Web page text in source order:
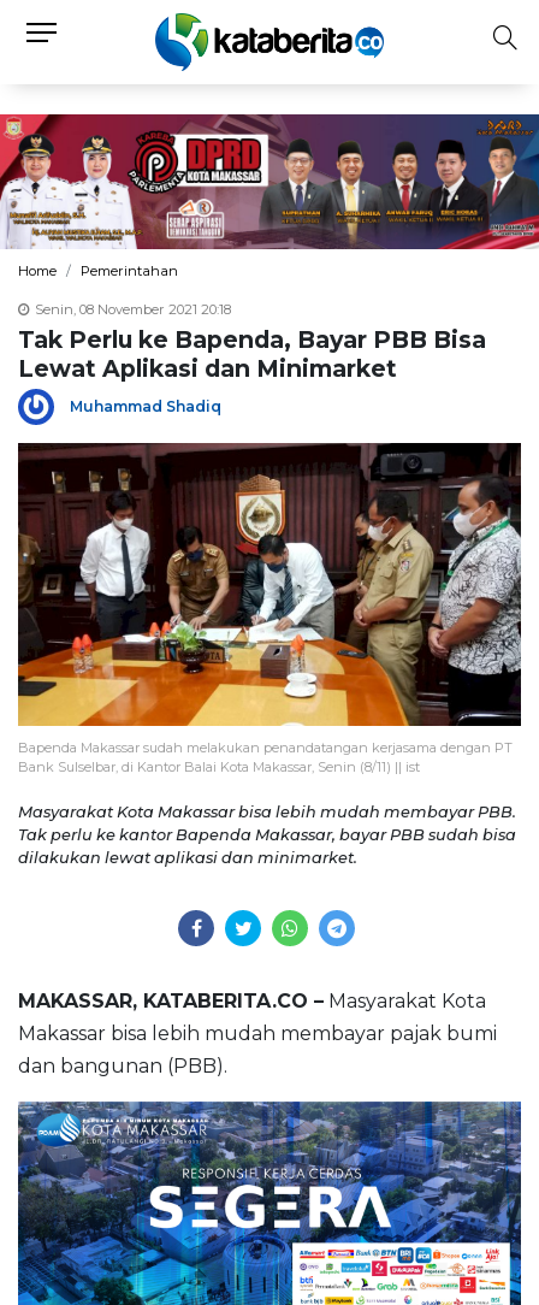
Home Pemerintahan
Senin, 08 November 2021 20:18
Tak Perlu ke Bapenda, Bayar PBB Bisa
Lewat Aplikasi dan Minimarket
Muhammad Shadiq
Bapenda Makassar sudah melakukan penandatangan kerjasama dengan PT
Bank Sulselbar, di Kantor Balai Kota Makassar, Senin (8/11) || ist
Masyarakat Kota Makassar bisa lebih mudah membayar PBB.
Tak perlu ke kantor Bapenda Makassar, bayar PBB sudah bisa
dilakukan lewat aplikasi dan minimarket.
MAKASSAR, KATABERITA.CO – Masyarakat Kota
Makassar bisa lebih mudah membayar pajak bumi
dan bangunan (PBB).